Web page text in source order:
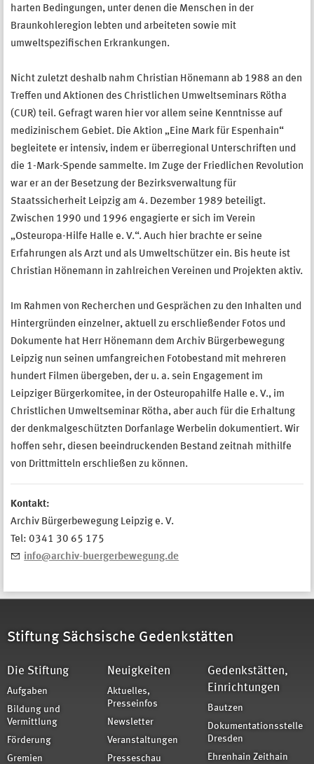
harten Bedingungen, unter denen die Menschen in der
Braunkohleregion lebten und arbeiteten sowie mit
umweltspezifischen Erkrankungen.
Nicht zuletzt deshalb nahm Christian Hönemann ab 1988 an den
Treffen und Aktionen des Christlichen Umweltseminars Rötha
(CUR) teil. Gefragt waren hier vor allem seine Kenntnisse auf
medizinischem Gebiet. Die Aktion „Eine Mark für Espenhain“
begleitete er intensiv, indem er überregional Unterschriften und
die 1-Mark-Spende sammelte. Im Zuge der Friedlichen Revolution
war er an der Besetzung der Bezirksverwaltung für
Staatssicherheit Leipzig am 4. Dezember 1989 beteiligt.
Zwischen 1990 und 1996 engagierte er sich im Verein
„Osteuropa-Hilfe Halle e. V.“. Auch hier brachte er seine
Erfahrungen als Arzt und als Umweltschützer ein. Bis heute ist
Christian Hönemann in zahlreichen Vereinen und Projekten aktiv.
Im Rahmen von Recherchen und Gesprächen zu den Inhalten und
Hintergründen einzelner, aktuell zu erschließender Fotos und
Dokumente hat Herr Hönemann dem Archiv Bürgerbewegung
Leipzig nun seinen umfangreichen Fotobestand mit mehreren
hundert Filmen übergeben, der u. a. sein Engagement im
Leipziger Bürgerkomitee, in der Osteuropahilfe Halle e. V., im
Christlichen Umweltseminar Rötha, aber auch für die Erhaltung
der denkmalgeschützten Dorfanlage Werbelin dokumentiert. Wir
hoffen sehr, diesen beeindruckenden Bestand zeitnah mithilfe
von Drittmitteln erschließen zu können.
Kontakt:
Archiv Bürgerbewegung Leipzig e. V.
Tel: 0341 30 65 175
info@archiv-buergerbewegung.de
Stiftung Sächsische Gedenkstätten
Die Stiftung
Aufgaben
Bildung und
Vermittlung
Förderung
Gremien
Neuigkeiten
Aktuelles,
Presseinfos
Newsletter
Veranstaltungen
Presseschau
Gedenkstätten,
Einrichtungen
Bautzen
Dokumentationsstelle
Dresden
Ehrenhain Zeithain